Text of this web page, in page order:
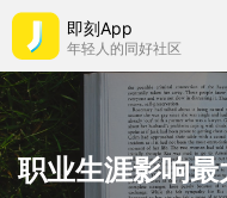
即刻App
年轻人的同好社区
职业生涯影响